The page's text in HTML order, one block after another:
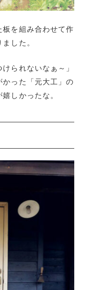
を組み合わせて作
した。
られないなぁ～」
った「元大工」の
しかったな。